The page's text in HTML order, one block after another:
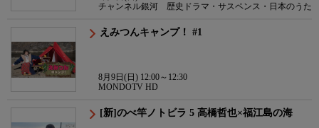
チャンネル銀河 歴史ドラマ・サスペンス・日本のうた
えみつんキャンプ！ #1
8月9日(日) 12:00～12:30
MONDOTV HD
[新]のべ竿ノトビラ 5 高橋哲也×福江島の海